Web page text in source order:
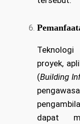
proyek,
(Building
dapat